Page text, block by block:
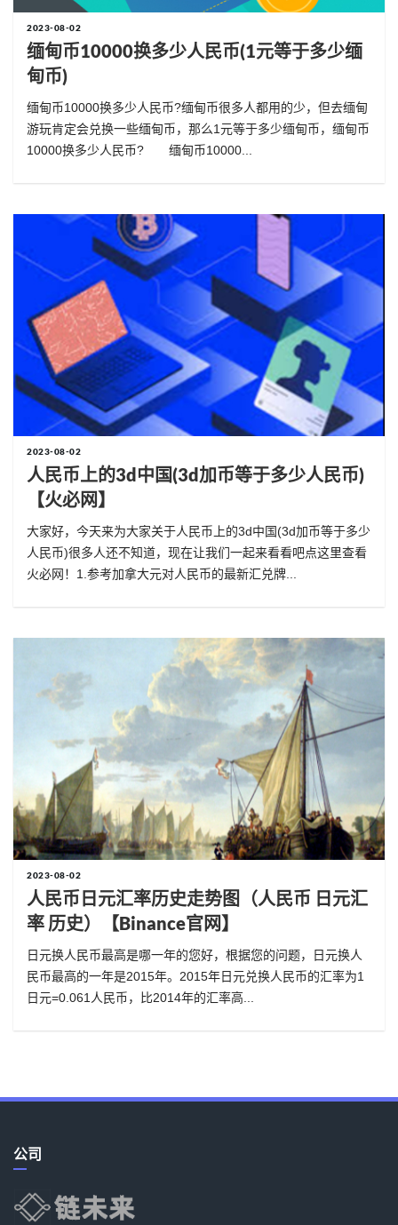
2023-08-02
缅甸币10000换多少人民币(1元等于多少缅
甸币)
缅甸币10000换多少人民币?缅甸币很多人都用的少，但去缅甸
游玩肯定会兑换一些缅甸币，那么1元等于多少缅甸币，缅甸币
10000换多少人民币? 缅甸币10000...
2023-08-02
人民币上的3d中国(3d加币等于多少人民币)
【火必网】
大家好，今天来为大家关于人民币上的3d中国(3d加币等于多少
人民币)很多人还不知道，现在让我们一起来看看吧点这里查看
火必网！1.参考加拿大元对人民币的最新汇兑牌...
2023-08-02
人民币日元汇率历史走势图（人民币 日元汇
率 历史）【binance官网】
日元换人民币最高是哪一年的您好，根据您的问题，日元换人
民币最高的一年是2015年。2015年日元兑换人民币的汇率为1
日元=0.061人民币，比2014年的汇率高...
公司